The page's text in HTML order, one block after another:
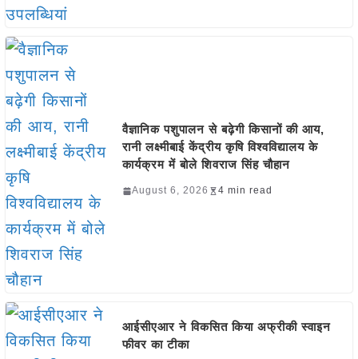
वैज्ञानिक पशुपालन से बढ़ेगी किसानों की आय,
रानी लक्ष्मीबाई केंद्रीय कृषि विश्वविद्यालय के
कार्यक्रम में बोले शिवराज सिंह चौहान
August 6, 2026 4 min read
आईसीएआर ने विकसित किया अफ्रीकी स्वाइन
फीवर का टीका